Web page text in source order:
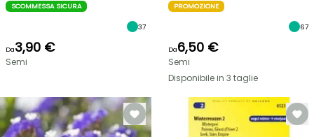
SCOMMESSA SICURA
37
Da3,90 €
Semi
PROMOZIONE
67
Da6,50 €
Semi
Disponibile in 3 taglie